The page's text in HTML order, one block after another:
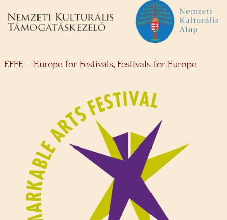
EFFE – Europe for Festivals, Festivals for Europe